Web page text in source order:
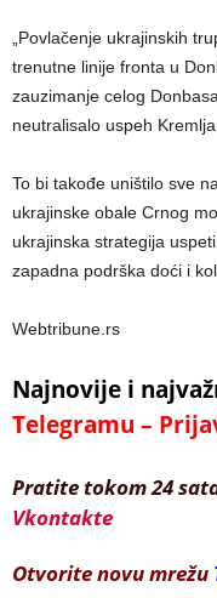
„Povlačenje ukrajinskih
trenutne linije fronta u
zauzimanje celog
neutralisalo uspeh
To bi takođe uništilo sve
ukrajinske obale Crnog
ukrajinska strategija
zapadna podrška doći i
Webtribune.rs
Najnovije i
Telegramu –
Pratite tokom 24
Vkontakte
Otvorite novu mrežu